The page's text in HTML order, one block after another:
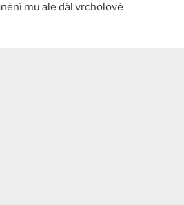
mu ale dál vrcholově